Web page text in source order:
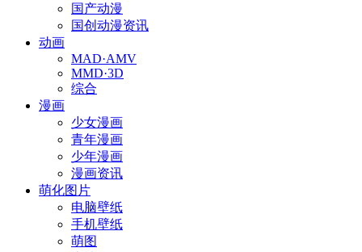
国产动漫
国创动漫资讯
动画
MAD·AMV
MMD·3D
综合
漫画
少女漫画
青年漫画
少年漫画
漫画资讯
萌化图片
电脑壁纸
手机壁纸
萌图